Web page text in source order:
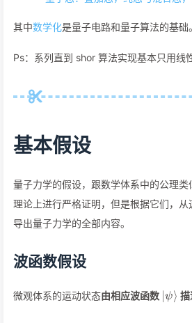
其中数学化是量子电路和量子算法的基础。
Ps：系列直到 shor 算法实现基本只用线
基本假设
量子力学的假设，跟数学体系中的公理类
理论上进行严格证明，但是根据它们，
导出量子力学的全部内容。
波函数假设
微观体系的运动状态由相应波函数 ψ⟩ 描